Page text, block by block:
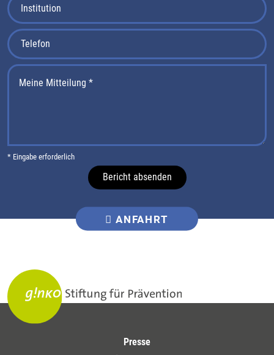
* Eingabe erforderlich
Bericht absenden
ANFAHRT
Presse